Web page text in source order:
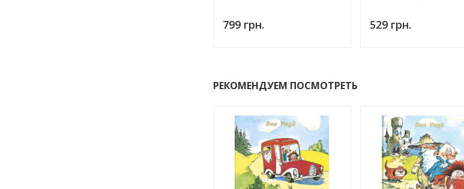
799 грн. 529 грн.
РЕКОМЕНДУЕМ ПОСМОТРЕТЬ